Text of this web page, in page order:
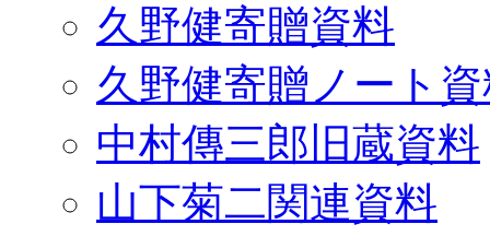
久野健寄贈資料
久野健寄贈ノート
中村傳三郎旧蔵資料
山下菊二関連資料